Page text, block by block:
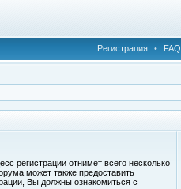
Регистрация • FAQ
регистрации отнимет всего несколько
может также предоставить
Вы должны ознакомиться с